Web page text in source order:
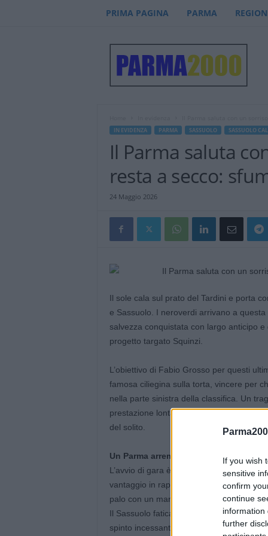
If you wish
sensitive
confirm
continue
information
further
PRIMA PAGINA PARMA
IN EVIDENZA PARMA SASSUOLO SASSUOLO
Il Parma saluta
resta a secco:
24 Maggio 2026
Il sole cala sul prato del Tardini e porta
e Sassuolo. I neroverdi arrivano a
salvezza conquistata con largo anticipo
progetto targato Squinzi.
L’obiettivo di Fabio Grosso per questi
famosa ciliegina sulla torta, vincere per
nella parte sinistra della classifica. Un
prestazione lontana dalla reale capacità
del solito.
Un Parma arrembante, Sassuolo
L’avvio di gara è un monologo a tinte
vantaggio in rapida successione nei
palo con un mancino velenoso, poi
Il Sassuolo fatica a innescare i suoi
spinto incessantemente dai 442 tifosi